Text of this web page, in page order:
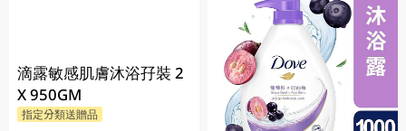
滴露敏感肌膚沐浴孖裝 2
X 950GM
指定分類送贈品